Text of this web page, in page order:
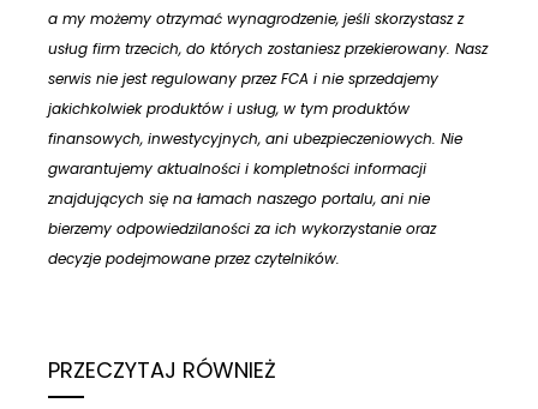
a my możemy otrzymać wynagrodzenie, jeśli skorzystasz z
usług firm trzecich, do których zostaniesz przekierowany. Nasz
serwis nie jest regulowany przez FCA i nie sprzedajemy
jakichkolwiek produktów i usług, w tym produktów
finansowych, inwestycyjnych, ani ubezpieczeniowych. Nie
gwarantujemy aktualności i kompletności informacji
znajdujących się na łamach naszego portalu, ani nie
bierzemy odpowiedzilaności za ich wykorzystanie oraz
decyzje podejmowane przez czytelników.
PRZECZYTAJ RÓWNIEŻ